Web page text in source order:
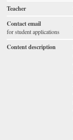
Teacher
Contact email
for student applications
Content description